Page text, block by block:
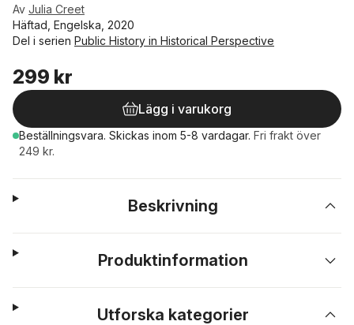
Av Julia Creet
Häftad, Engelska, 2020
Del i serien Public History in Historical Perspective
299 kr
Lägg i varukorg
Beställningsvara. Skickas inom 5-8 vardagar. Fri frakt över
249 kr.
Beskrivning
Produktinformation
Utforska kategorier